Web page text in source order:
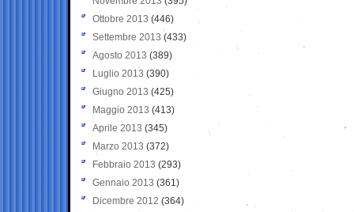
Ottobre 2013 (446)
Settembre 2013 (433)
Agosto 2013 (389)
Luglio 2013 (390)
Giugno 2013 (425)
Maggio 2013 (413)
Aprile 2013 (345)
Marzo 2013 (372)
Febbraio 2013 (293)
Gennaio 2013 (361)
Dicembre 2012 (364)